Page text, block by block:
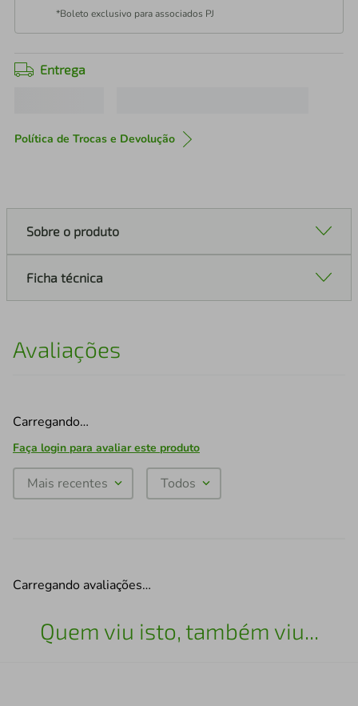
*Boleto exclusivo para associados PJ
Entrega
Política de Trocas e Devolução
Sobre o produto
Ficha técnica
Avaliações
Carregando…
Faça login para avaliar este produto
Mais recentes Todos
Carregando avaliações…
Quem viu isto, também viu...